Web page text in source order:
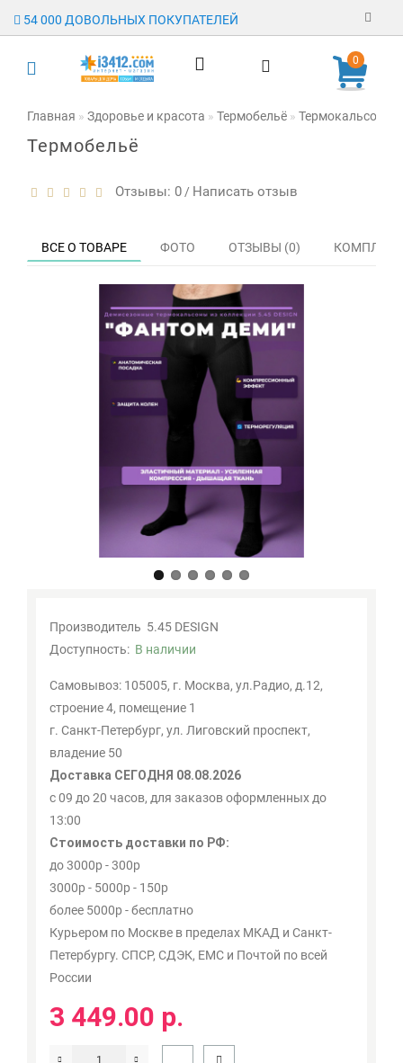
54 000 ДОВОЛЬНЫХ ПОКУПАТЕЛЕЙ
Регистрация
Авторизация
Отзывы
Заявка на
Контакты
0
Главная Здоровье и красота Термобельё Термокальсоны
Термобельё
Отзывы: 0 / Написать отзыв
ВСЕ О ТОВАРЕ ФОТО ОТЗЫВЫ (0)
Производитель 5.45 DESIGN
Доступность: В наличии
Самовывоз: 105005, г. Москва, ул.Радио, д.12,
строение 4, помещение 1
г. Санкт-Петербург, ул. Лиговский проспект,
владение 50
Доставка СЕГОДНЯ 08.08.2026
с 09 до 20 часов, для заказов оформленных до
13:00
Стоимость доставки по РФ:
до 3000р - 300р
3000р - 5000р - 150р
более 5000р - бесплатно
Курьером по Москве в пределах МКАД и Санкт-
Петербургу. СПСР, СДЭК, ЕМС и Почтой по всей
России
3 449.00 р.